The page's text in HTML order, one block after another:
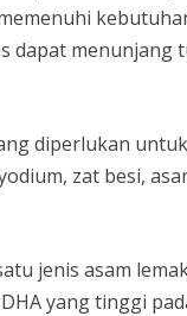
dapat menunjang
diperlukan
zat besi,
jenis asam
yang tinggi